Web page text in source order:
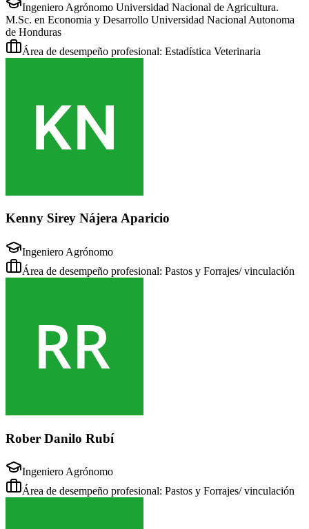
Ingeniero Agrónomo Universidad Nacional de Agricultura.
M.Sc. en Economia y Desarrollo Universidad Nacional Autonoma
de Honduras
Área de desempeño profesional: Estadística Veterinaria
Kenny Sirey Nájera Aparicio
Ingeniero Agrónomo
Área de desempeño profesional: Pastos y Forrajes/ vinculación
Rober Danilo Rubí
Ingeniero Agrónomo
Área de desempeño profesional: Pastos y Forrajes/ vinculación